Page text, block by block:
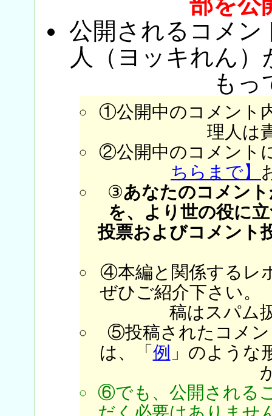
公開されるコメン
人（ヨッキれん
もっ
①公開中のコメント
理人は
②公開中のコメント
ちらまで】
③あなたのコメン
を、より世の役に
投票およびコメント
④本編と関係するレ
ぜひご紹介下さい。
稿はスパム
⑤投稿されたコメン
は、「 例 」のような
⑥でも、公開される
だく必要はありませ